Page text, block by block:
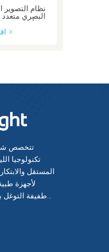
نظام
البصري
للأوعية
تتخصص
تكنولوجيا
المستقل
لأجهزة
طفيفة التوغل
الخبرة الطبية